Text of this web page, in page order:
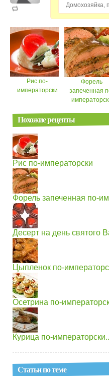
Рис по-
императорски
Форель
запеченная
Похожие рецепты
Рис по-императорски
Форель запеченная по-
Десерт на день святого
Цыпленок по-
Осетрина по-
Курица по-
Статьи по теме